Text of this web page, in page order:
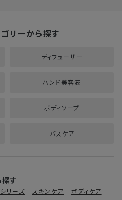
リーから探す
ディフューザー
ハンド美容液
ボディソープ
バスケア
す
リーズ スキンケア
ボディケア